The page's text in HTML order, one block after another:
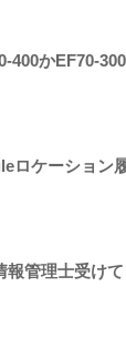
400かEF70-
ロケーション
報管理士受け